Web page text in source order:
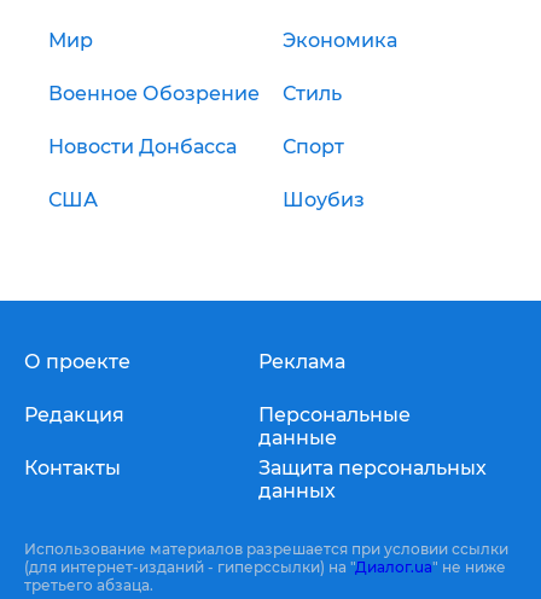
Мир Экономика
Военное Обозрение Стиль
Новости Донбасса Спорт
США Шоубиз
О проекте
Редакция
Контакты
Реклама
Персональные
данные
Защита персональных
данных
Использование материалов разрешается при условии ссылки
(для интернет-изданий - гиперссылки) на "Диалог.ua" не ниже
третьего абзаца.